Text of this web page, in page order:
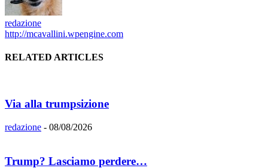
redazione
http://mcavallini.wpengine.com
RELATED ARTICLES
Via alla trumpsizione
redazione - 08/08/2026
Trump? Lasciamo perdere…